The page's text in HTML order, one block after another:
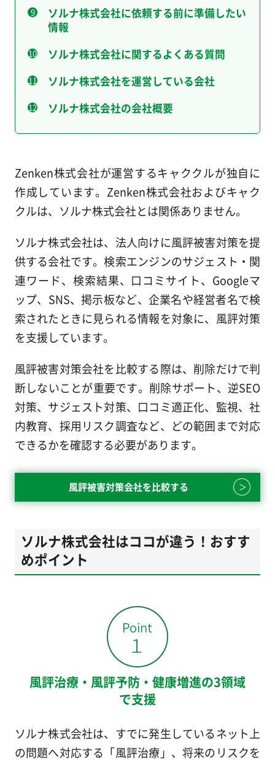
ソルナ株式会社に依頼する前に準備したい
情報
ソルナ株式会社に関するよくある質問
ソルナ株式会社を運営している会社
ソルナ株式会社の会社概要
Zenken株式会社が運営するキャククルが独自に
作成しています。Zenken株式会社およびキャク
クルは、ソルナ株式会社とは関係ありません。
ソルナ株式会社は、法人向けに風評被害対策を提
供する会社です。検索エンジンのサジェスト・関
連ワード、検索結果、口コミサイト、Googleマ
ップ、SNS、掲示板など、企業名や経営者名で検
索されたときに見られる情報を対象に、風評対策
を支援しています。
風評被害対策会社を比較する際は、削除だけで判
断しないことが重要です。削除サポート、逆SEO
対策、サジェスト対策、口コミ適正化、監視、社
内教育、採用リスク調査など、どの範囲まで対応
できるかを確認する必要があります。
風評被害対策会社を比較する
ソルナ株式会社はココが違う！おすす
めポイント
風評治療・風評予防・健康増進の3領域
で支援
ソルナ株式会社は、すでに発生しているネット上
の問題へ対応する「風評治療」、将来のリスクを